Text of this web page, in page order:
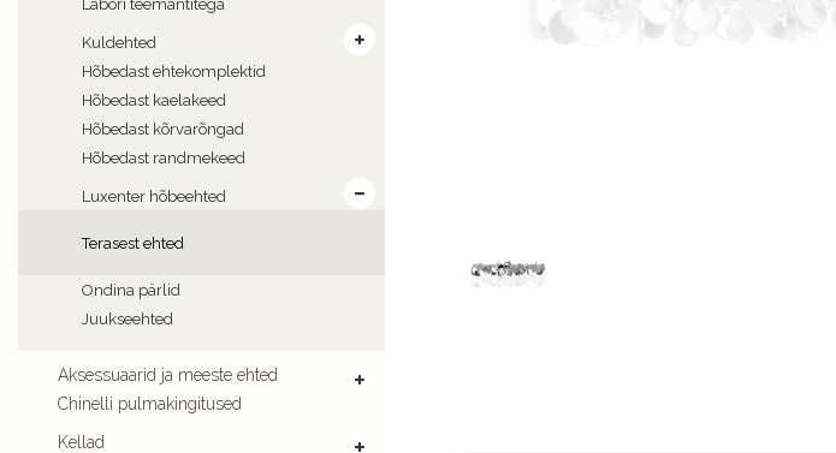
Labori teemantitega
Kuldehted
Hõbedast ehtekomplektid
Hõbedast kaelakeed
Hõbedast kõrvarõngad
Hõbedast randmekeed
Luxenter hõbeehted
Terasest ehted
Ondina pärlid
Juukseehted
Aksessuaarid ja meeste ehted
Chinelli pulmakingitused
Kellad